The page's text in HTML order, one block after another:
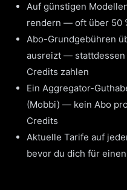
Auf günstigen
rendern — oft über 50
Abo-Grundgebühren
ausreizt —
Credits zahlen
Ein Aggregator-
(Mobbi) — kein Abo
Credits
Aktuelle Tarife auf
bevor du dich für